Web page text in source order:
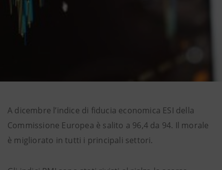
A dicembre l’indice di fiducia economica ESI della
Commissione Europea è salito a 96,4 da 94. Il morale
è migliorato in tutti i principali settori.